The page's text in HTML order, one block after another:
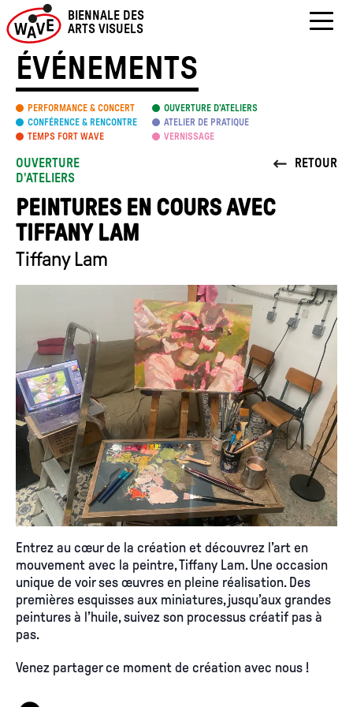
to
content
BIENNALE DES
ARTS VISUELS
ÉVÉNEMENTS
PERFORMANCE & CONCERT
OUVERTURE D’ATELIERS
CONFÉRENCE & RENCONTRE
ATELIER DE PRATIQUE
TEMPS FORT WAVE
VERNISSAGE
OUVERTURE
D'ATELIERS
RETOUR
PEINTURES EN COURS AVEC
TIFFANY LAM
Tiffany Lam
Entrez au cœur de la création et découvrez l’art en
mouvement avec la peintre, Tiffany Lam. Une occasion
unique de voir ses œuvres en pleine réalisation. Des
premières esquisses aux miniatures, jusqu’aux grandes
peintures à l’huile, suivez son processus créatif pas à
pas.
Venez partager ce moment de création avec nous !